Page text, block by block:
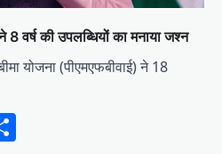
वर्ष की उपलब्धियों का मनाया जश्न
योजना (पीएमएफबीवाई) ने 18